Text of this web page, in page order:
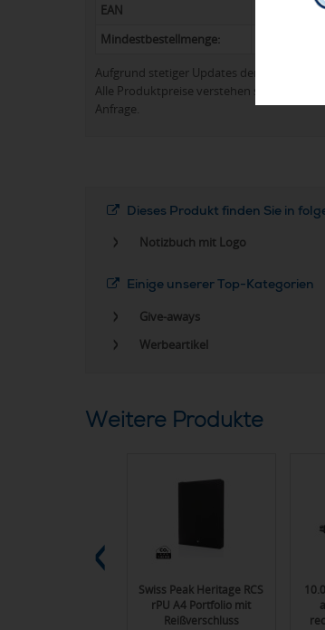
EAN
Mindestbestellmenge:
Aufgrund stetiger Updates der
Alle Produktpreise verstehen sich in der
Anfrage.
Dieses Produkt finden Sie in
Notizbuch mit Logo
Einige unserer Top-Kategorien
Give-aways
Werbeartikel
Weitere Produkte
Swiss Peak Heritage RCS
rPU A4 Portfolio mit
Reißverschluss